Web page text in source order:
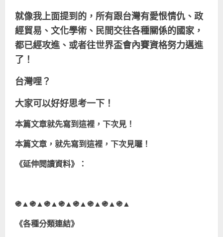
就像我上面提到的，所有跟台灣有愛恨情仇、政
經貿易、文化學術、民間交往各種關係的國家，
都已經攻進、或者往世界盃會內賽資格努力邁進
了！
台灣哩？
大家可以好好思考一下！
本篇文章就先寫到這裡，下次見！
本篇文章，就先寫到這裡，下次見囉！
《延伸閱讀資料》：
֍▲֍▲֍▲֍▲֍▲֍▲֍▲֍▲
《各種分類連結》